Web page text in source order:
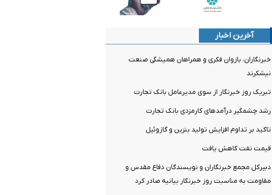
آخرین اخبار
خبرنگاران، بازوان فکری و همراهان همیشگی صنعت
نیشکرند
تبریک روز خبرنگار از سوی مدیرعامل بانک تجارت
رشد چشمگیر درآمدهای کارمزدی بانک تجارت
تاکید بر تداوم افزایش تولید بنزین و گازوئیل
قیمت نفت کاهش یافت
دبیرکل مجمع خبرنگاران و نویسندگان دفاع مقدس و
مقاومت به مناسبت روز خبرنگار بیانیه صادر کرد